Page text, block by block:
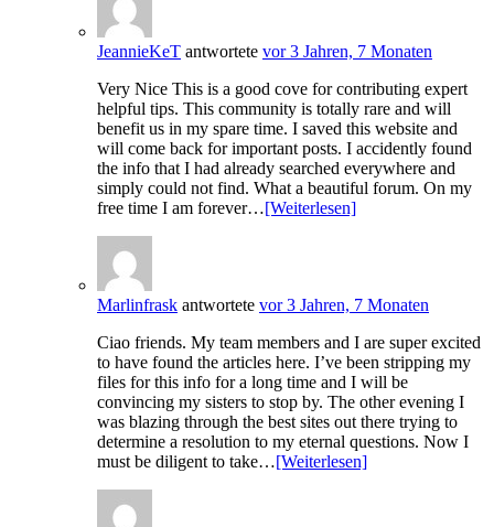
JeannieKeT antwortete vor 3 Jahren, 7 Monaten
Very Nice This is a good cove for contributing expert
helpful tips. This community is totally rare and will
benefit us in my spare time. I saved this website and
will come back for important posts. I accidently found
the info that I had already searched everywhere and
simply could not find. What a beautiful forum. On my
free time I am forever…[Weiterlesen]
Marlinfrask antwortete vor 3 Jahren, 7 Monaten
Ciao friends. My team members and I are super excited
to have found the articles here. I’ve been stripping my
files for this info for a long time and I will be
convincing my sisters to stop by. The other evening I
was blazing through the best sites out there trying to
determine a resolution to my eternal questions. Now I
must be diligent to take…[Weiterlesen]